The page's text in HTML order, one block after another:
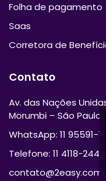
Folha de pagamento
Saas
Corretora de
Contato
Av. das Nações
Morumbi – São Paulo/
WhatsApp: 11 95591-
Telefone: 11 4118-2444